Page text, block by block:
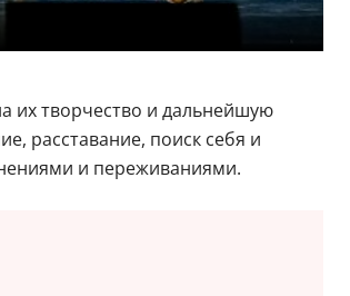
их творчество и дальнейшую
расставание, поиск себя и
и переживаниями.